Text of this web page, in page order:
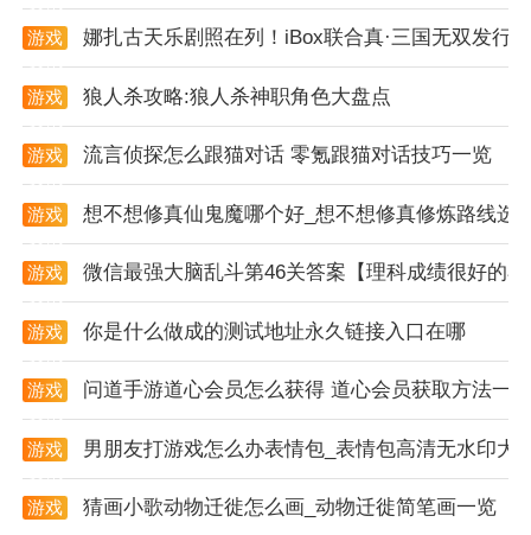
软件讲解
1. 丝路视听app提供广播电视的直播与点播服务，用户
可以随时观看新疆广播电视台的电视节目和广播节目。
2. 软件内设有新闻、政务、便民服务、综艺娱乐等多个
板块，满足用户多样化的信息需求。
3. 用户可以在软件内参与热点话题讨论，发表评论，与
其他用户进行互动交流。
app特点
游戏
娜扎古天乐剧照在列！iBox联合真·三国无双发行
游戏
狼人杀攻略:狼人杀神职角色大盘点
游戏
流言侦探怎么跟猫对话 零氪跟猫对话技巧一览
游戏
想不想修真仙鬼魔哪个好_想不想修真修炼路线选
游戏
微信最强大脑乱斗第46关答案【理科成绩很好的
游戏
你是什么做成的测试地址永久链接入口在哪
游戏
问道手游道心会员怎么获得 道心会员获取方法一览
游戏
男朋友打游戏怎么办表情包_表情包高清无水印大
游戏
猜画小歌动物迁徙怎么画_动物迁徙简笔画一览